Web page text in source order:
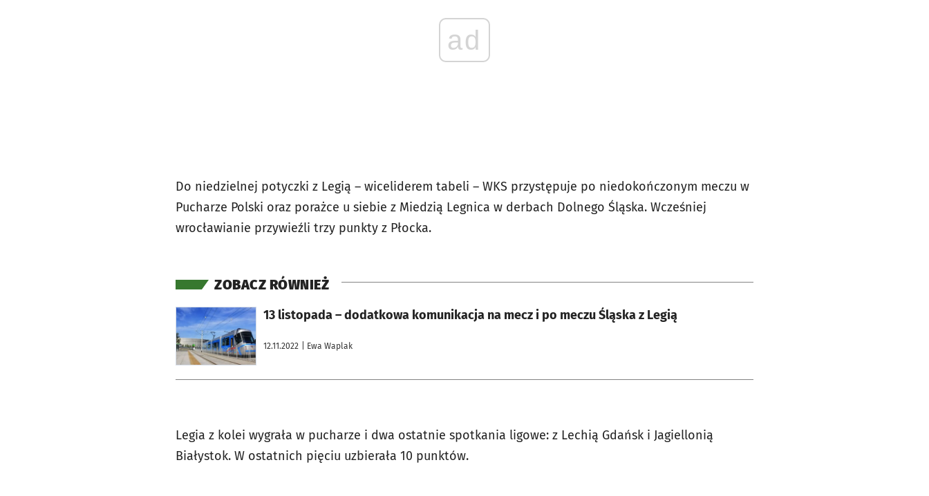
ad
Do niedzielnej potyczki z Legią – wiceliderem tabeli – WKS przystępuje po niedokończonym meczu w
Pucharze Polski oraz porażce u siebie z Miedzią Legnica w derbach Dolnego Śląska. Wcześniej
wrocławianie przywieźli trzy punkty z Płocka.
ZOBACZ RÓWNIEŻ
13 listopada – dodatkowa komunikacja na mecz i po meczu Śląska z Legią
12.11.2022 | Ewa Waplak
otworzy się w nowej karcie
Legia z kolei wygrała w pucharze i dwa ostatnie spotkania ligowe: z Lechią Gdańsk i Jagiellonią
Białystok. W ostatnich pięciu uzbierała 10 punktów.